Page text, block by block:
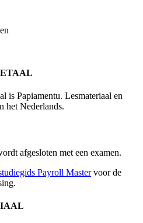
is Papiamentu. Lesmateriaal en
het Nederlands.
afgesloten met een examen.
Payroll Mastervoor de